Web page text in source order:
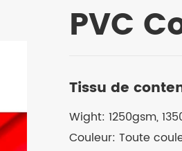
PVC
Tissu de
Wight: 1250gsm,
Couleur: Toute